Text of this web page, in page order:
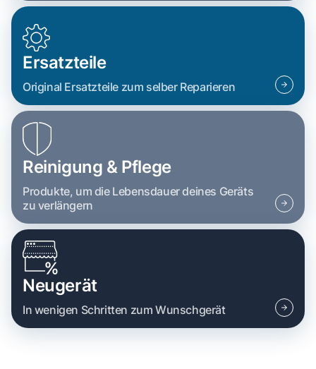
Ersatzteile
Original Ersatzteile zum selber Reparieren
Reinigung & Pflege
Produkte, um die Lebensdauer deines Geräts
zu verlängern
Neugerät
In wenigen Schritten zum Wunschgerät